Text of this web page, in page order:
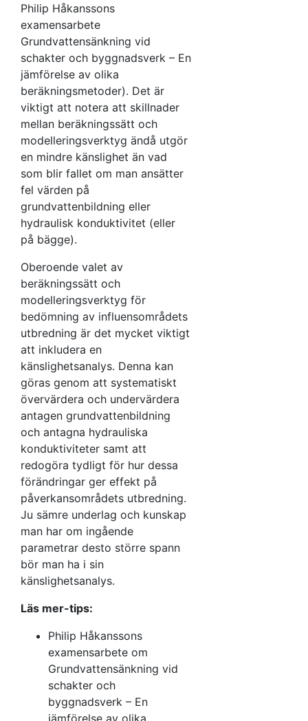
Philip Håkanssons
examensarbete
Grundvattensänkning vid
schakter och byggnadsverk – En
jämförelse av olika
beräkningsmetoder). Det är
viktigt att notera att skillnader
mellan beräkningssätt och
modelleringsverktyg ändå utgör
en mindre känslighet än vad
som blir fallet om man ansätter
fel värden på
grundvattenbildning eller
hydraulisk konduktivitet (eller
på bägge).
Oberoende valet av
beräkningssätt och
modelleringsverktyg för
bedömning av influensområdets
utbredning är det mycket viktigt
att inkludera en
känslighetsanalys. Denna kan
göras genom att systematiskt
övervärdera och undervärdera
antagen grundvattenbildning
och antagna hydrauliska
konduktiviteter samt att
redogöra tydligt för hur dessa
förändringar ger effekt på
påverkansområdets utbredning.
Ju sämre underlag och kunskap
man har om ingående
parametrar desto större spann
bör man ha i sin
känslighetsanalys.
Läs mer-tips:
Philip Håkanssons
examensarbete om
Grundvattensänkning vid
schakter och
byggnadsverk – En